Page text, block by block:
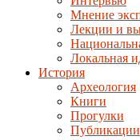
Мнение
Лекции и
Локальная
История
Археология
Книги
Прогулки
Публикации